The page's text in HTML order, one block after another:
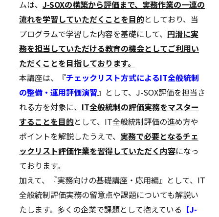
ムは、 J-SOXの構築から評価まで、実務作業の一連の
流れを学習していただくことを目的としており、当
プログラムで学習した内容を基礎にして、 円滑に実
務を担当していただける教育の機会としてご利用い
ただくことを目指しております。
本講座は、『チェックリスト方式によるIT全般統制
の整備・運用評価演習』として、J-SOX評価を担当さ
れる方を対象に、 IT全般統制の評価実務をマスター
することを目的として、IT全般統制評価の進め方や
ポイントを解説したうえで、 実務で必要となるチェ
ックリスト評価作業を習得していただく内容になっ
ております。
加えて、『実務向けの基礎講座・応用編』として、IT
全般統制評価実務の留意点や課題についても解説い
たします。多くの企業で課題として抱えている 【J-